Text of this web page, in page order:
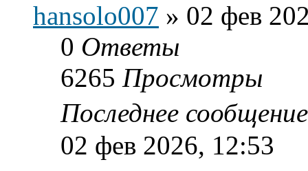
hansolo007 » 02 фев
0 Ответы
6265 Просмотры
Последнее
02 фев 2026, 12:53